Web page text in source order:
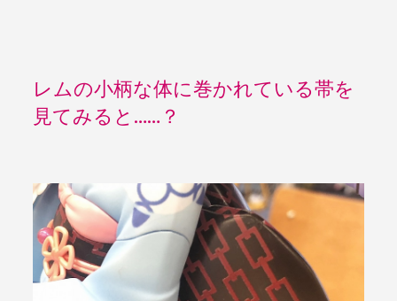
レムの小柄な体に巻かれている帯を
見てみると……？